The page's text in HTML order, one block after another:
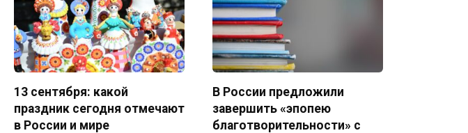
13 сентября: какой
праздник сегодня отмечают
в России и мире
В России предложили
завершить «эпопею
благотворительности» с